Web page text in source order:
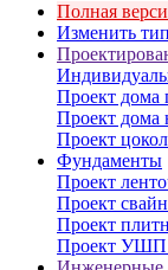
Полная
Изменить
Проект дома
Проект дома
Проект
Фундаменты
Проект
Проект
Проект
Проект УШП |